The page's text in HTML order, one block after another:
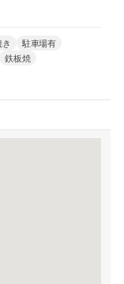
駐車場有
鉄板焼